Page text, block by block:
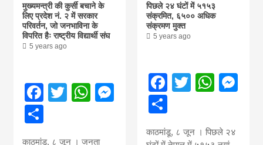
मुख्यमन्त्री की कुर्सी बचाने के
लिए प्रदेश नं. २ में सरकार
परिवर्तन, जो जनभाविना के
विपरित हैः राष्ट्रीय विद्यार्थी संघ
5 years ago
Facebook
TwitterWhatsApp
Messenger
काठमांडू, ८ जून । जनता
पिछले २४ घंटों में ५१५३
संक्रमित, ६५०० अधिक
संक्रमण मुक्त
5 years ago
Facebook
Twitter
काठमांडू, ८ जून । पिछले २४